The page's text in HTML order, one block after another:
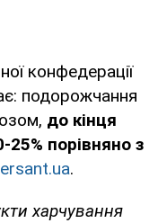
конфедерації
подорожчання
до кінця
порівняно з
.
харчування